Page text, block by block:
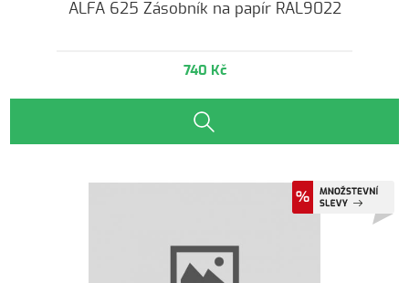
ALFA 625 Zásobník na papír RAL9022
740 Kč